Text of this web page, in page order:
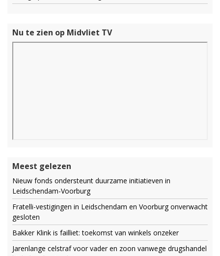
Nu te zien op Midvliet TV
Meest gelezen
Nieuw fonds ondersteunt duurzame initiatieven in
Leidschendam-Voorburg
Fratelli-vestigingen in Leidschendam en Voorburg onverwacht
gesloten
Bakker Klink is failliet: toekomst van winkels onzeker
Jarenlange celstraf voor vader en zoon vanwege drugshandel